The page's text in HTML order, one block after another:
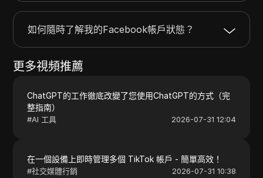
如何隨時了解我的Facebook帳戶狀態？
更多視頻推薦
ChatGPT的工作徹底改變了您使用ChatGPT的方式（完
整指南）
#AI 工具 2026-07-31 12:04
在一個設備上即時管理多個 TikTok 帳戶 - 簡單高效！
#社交媒體行銷 2026-07-31 10:38